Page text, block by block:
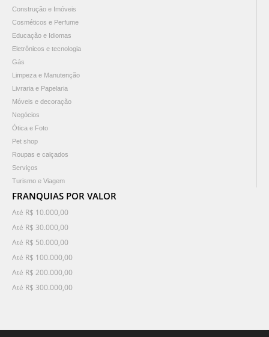
Construção e Imóveis
Cosméticos e Perfume
Educação e Idiomas
Eletrônicos e tecnologia
Gás
Limpeza e Manutenção
Livraria e Papelaria
Móveis e decoração
Negócios
Ótica e Foto
Pet shop
Roupas e calçados
Serviços
Turismo e Viagem
FRANQUIAS POR VALOR
Até R$ 10.000,00
Até R$ 30.000,00
Até R$ 50.000,00
Até R$ 100.000,00
Até R$ 200.000,00
Até R$ 300.000,00